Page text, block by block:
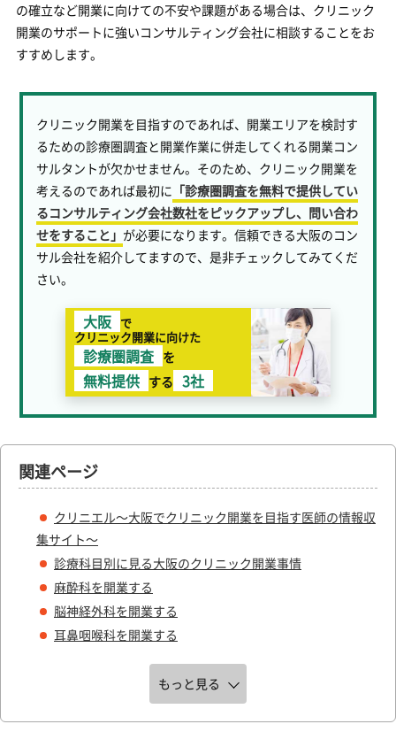
の確立など開業に向けての不安や課題がある場合は、クリニック
開業のサポートに強いコンサルティング会社に相談することをお
すすめします。
クリニック開業を目指すのであれば、開業エリアを検討す
るための診療圏調査と開業作業に併走してくれる開業コン
サルタントが欠かせません。そのため、クリニック開業を
考えるのであれば最初に 「診療圏調査を無料で提供してい
るコンサルティング会社数社をピックアップし、問い合わ
せをすること」 が必要になります。信頼できる大阪のコン
サル会社を紹介してますので、是非チェックしてみてくだ
さい。
大阪 で
クリニック開業に向けた
診療圏調査 を
無料提供 する 3社
関連ページ
クリニエル～大阪でクリニック開業を目指す医師の情報収
集サイト～
診療科目別に見る大阪のクリニック開業事情
麻酔科を開業する
脳神経外科を開業する
耳鼻咽喉科を開業する
もっと見る